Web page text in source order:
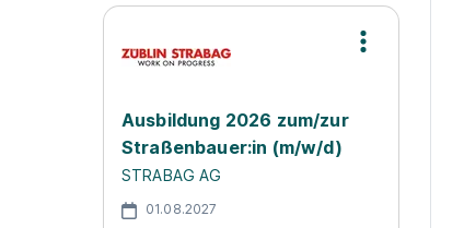
Ausbildung 2026 zum/zur
Straßenbauer:in (m/w/d)
STRABAG AG
01.08.2027